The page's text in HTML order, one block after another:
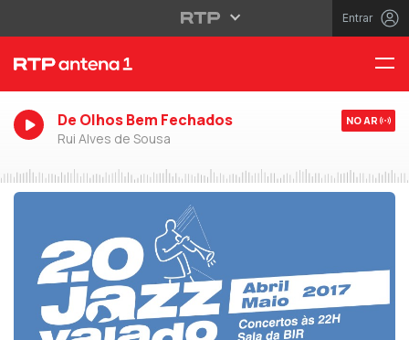
Entrar
De Olhos Bem Fechados
Rui Alves de Sousa
NO AR